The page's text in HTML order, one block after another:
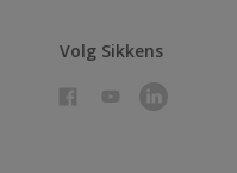
Volg Sikkens